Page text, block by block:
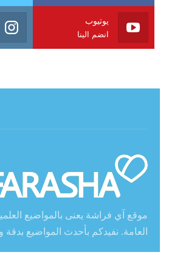
يوتيوب
انضم الينا
موقع آي فراشة يعنى بالمواضيع
العامة. نفيدكم بأحدث المواضيع بدقة